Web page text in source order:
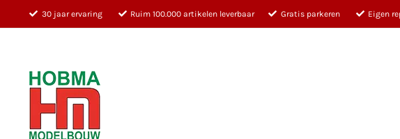
naar
30 jaar ervaring Ruim 100.000 artikelen leverbaar Gratis parkeren Eigen